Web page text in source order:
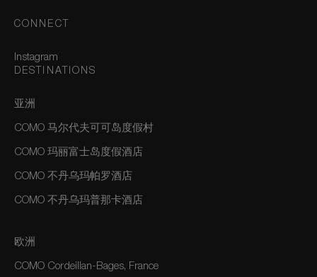
CONNECT
Instagram
DESTINATIONS
亚洲
COMO 马尔代夫可可岛度假村
COMO 玛丽富士岛度假酒店
COMO 不丹乌玛帕罗酒店
COMO 不丹乌玛普那卡酒店
欧洲
COMO Cordeillan-Bages, France